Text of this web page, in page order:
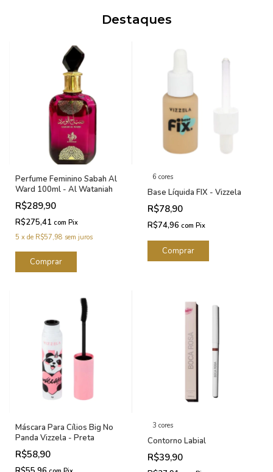
Destaques
Perfume Feminino Sabah Al
Ward 100ml - Al Wataniah
R$289,90
R$275,41 com Pix
5 x de R$57,98 sem juros
6 cores
Base Líquida FIX - Vizzela
R$78,90
R$74,96 com Pix
Comprar
Máscara Para Cílios Big No
Panda Vizzela - Preta
R$58,90
3 cores
Contorno Labial
R$39,90